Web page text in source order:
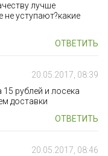
лучше
уступают?какие
ОТВЕТИТЬ
20.05.2017, 08:39
рублей и лосека
доставки
ОТВЕТИТЬ
20.05.2017, 08:46